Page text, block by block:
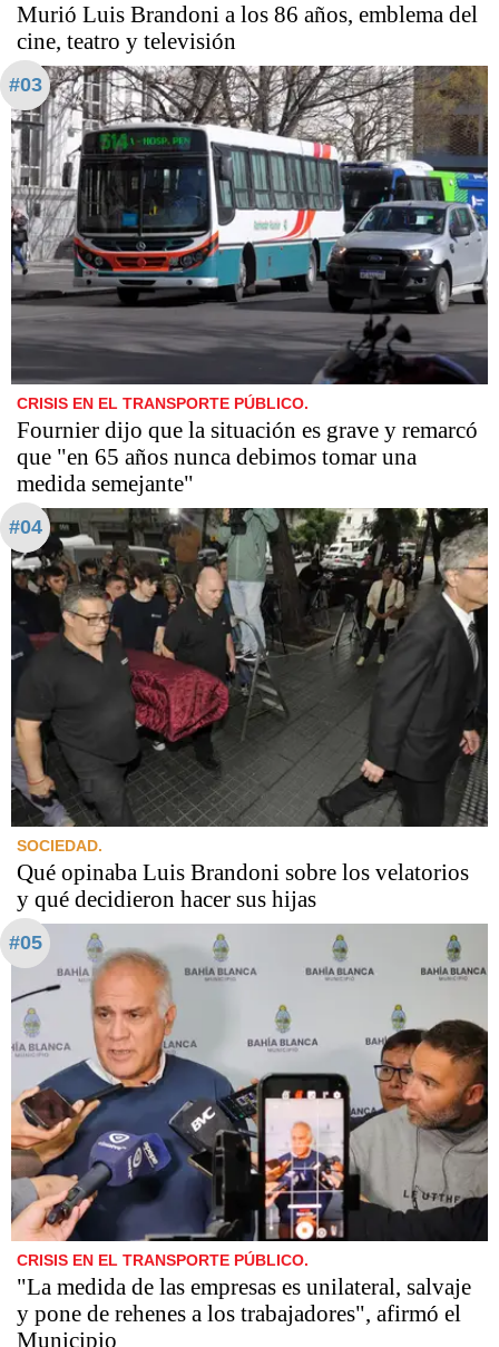
Murió Luis Brandoni a los 86 años, emblema del
cine, teatro y televisión
#03
CRISIS EN EL TRANSPORTE PÚBLICO.
Fournier dijo que la situación es grave y remarcó
que "en 65 años nunca debimos tomar una
medida semejante"
#04
SOCIEDAD.
Qué opinaba Luis Brandoni sobre los velatorios
y qué decidieron hacer sus hijas
#05
CRISIS EN EL TRANSPORTE PÚBLICO.
"La medida de las empresas es unilateral, salvaje
y pone de rehenes a los trabajadores", afirmó el
Municipio